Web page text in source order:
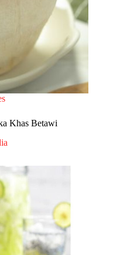
Khas Betawi